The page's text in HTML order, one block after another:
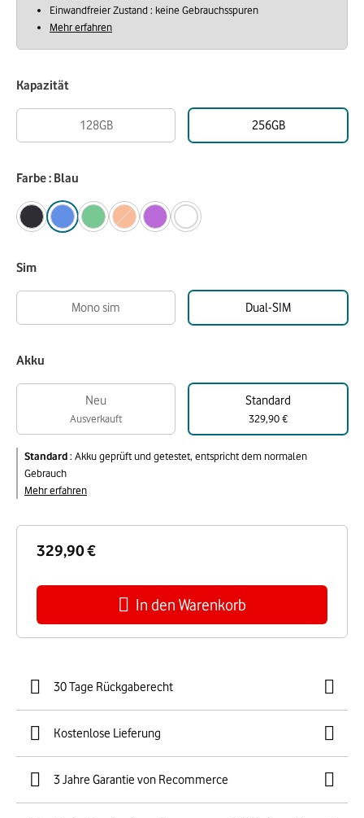
329,90 €
In den Warenkorb
Einwandfreier Zustand : keine Gebrauchsspuren
Mehr erfahren
Kapazität
128GB 256GB
Farbe : Blau
Sim
Mono sim Dual-SIM
Akku
Neu
Ausverkauft
Standard
329,90 €
Standard: Akku geprüft und getestet, entspricht dem normalen
Gebrauch
Mehr erfahren
30 Tage Rückgaberecht
Kostenlose Lieferung
3 Jahre Garantie von Recommerce